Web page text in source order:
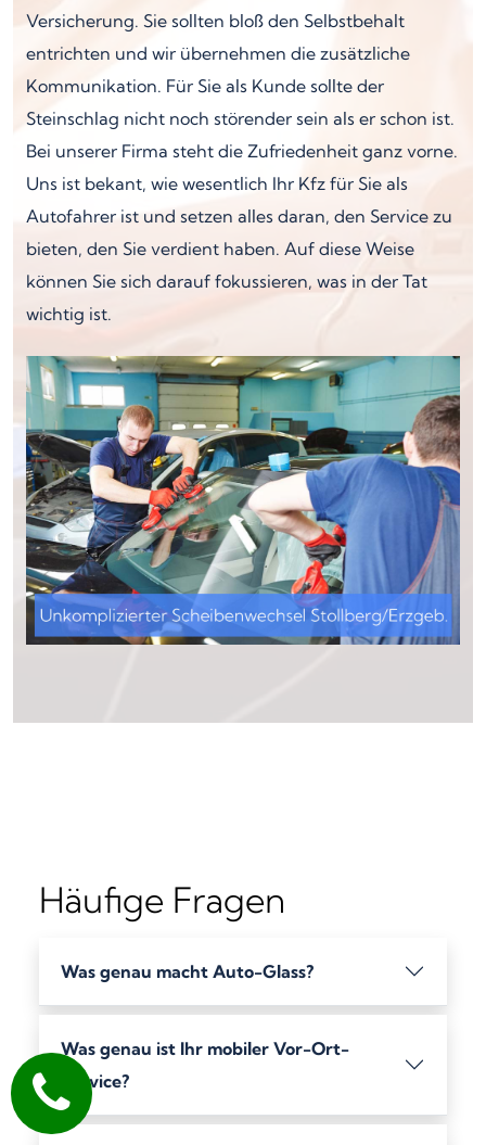
Versicherung. Sie sollten bloß den Selbstbehalt
entrichten und wir übernehmen die zusätzliche
Kommunikation. Für Sie als Kunde sollte der
Steinschlag nicht noch störender sein als er schon ist.
Bei unserer Firma steht die Zufriedenheit ganz vorne.
Uns ist bekant, wie wesentlich Ihr Kfz für Sie als
Autofahrer ist und setzen alles daran, den Service zu
bieten, den Sie verdient haben. Auf diese Weise
können Sie sich darauf fokussieren, was in der Tat
wichtig ist.
Häufige Fragen
Was genau macht Auto-Glass?
Was genau ist Ihr mobiler Vor-Ort-
Service?